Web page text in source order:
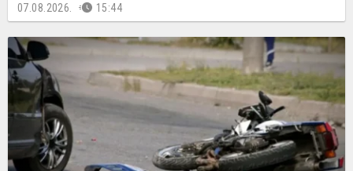
07.08.2026. 15:44